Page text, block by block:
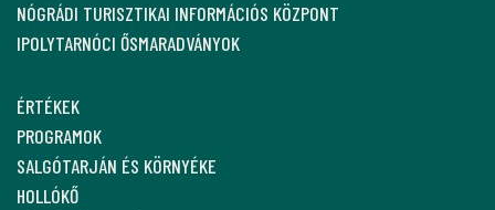
NÓGRÁDI TURISZTIKAI INFORMÁCIÓS KÖZPONT
IPOLYTARNÓCI ŐSMARADVÁNYOK
ÉRTÉKEK
PROGRAMOK
SALGÓTARJÁN ÉS KÖRNYÉKE
HOLLÓKŐ